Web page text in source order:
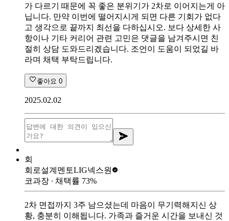
가 다르기 때문에 꼭 좋은 분위기가 2차로 이어지는게 아
닙니다. 만약 이번에 떨어지시게 되면 다른 기회가 없다
고 생각으로 끝까지 최선을 다하십시오. 보다 상세한 사
항이나 기타 커리어 관련 고민은 댓글을 남겨주시면 친
절히 상담 도와드리겠습니다. 조언이 도움이 되었길 바
라며 채택 부탁드립니다.
좋아요 0
2025.02.02
회
회로설계멘토LIG넥스원
코과장 ∙ 채택률 73%
2차 면접까지 3주 남으셨는데 마음이 무기력해지신 상
황, 충분히 이해됩니다. 가족과 즐거운 시간을 보내신 것